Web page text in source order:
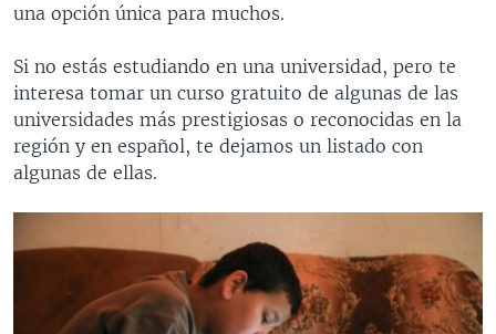
una opción única para muchos.
Si no estás estudiando en una universidad, pero te
interesa tomar un curso gratuito de algunas de las
universidades más prestigiosas o reconocidas en la
región y en español, te dejamos un listado con
algunas de ellas.